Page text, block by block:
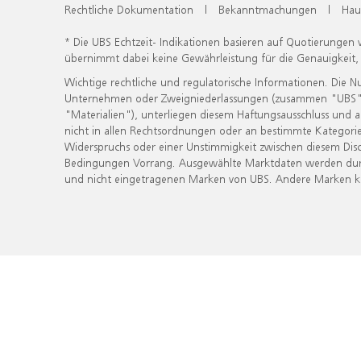
Rechtliche Dokumentation | Bekanntmachungen |
* Die UBS Echtzeit- Indikationen basieren auf
übernimmt dabei keine Gewährleistung für die
Wichtige rechtliche und regulatorische Informationen. Die
Unternehmen oder Zweigniederlassungen (zusammen
"Materialien"), unterliegen diesem Haftungsausschluss
nicht in allen Rechtsordnungen oder an bestimmte
Widerspruchs oder einer Unstimmigkeit zwischen diesem
Bedingungen Vorrang. Ausgewählte Marktdaten werden
und nicht eingetragenen Marken von UBS. Andere Marken